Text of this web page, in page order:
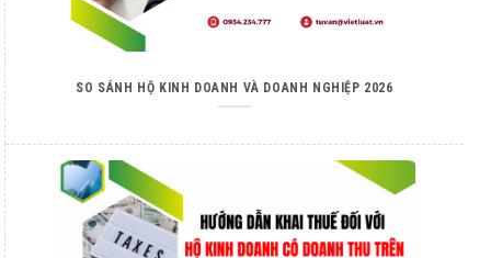
SO SÁNH HỘ KINH DOANH VÀ DOANH NGHIỆP 2026